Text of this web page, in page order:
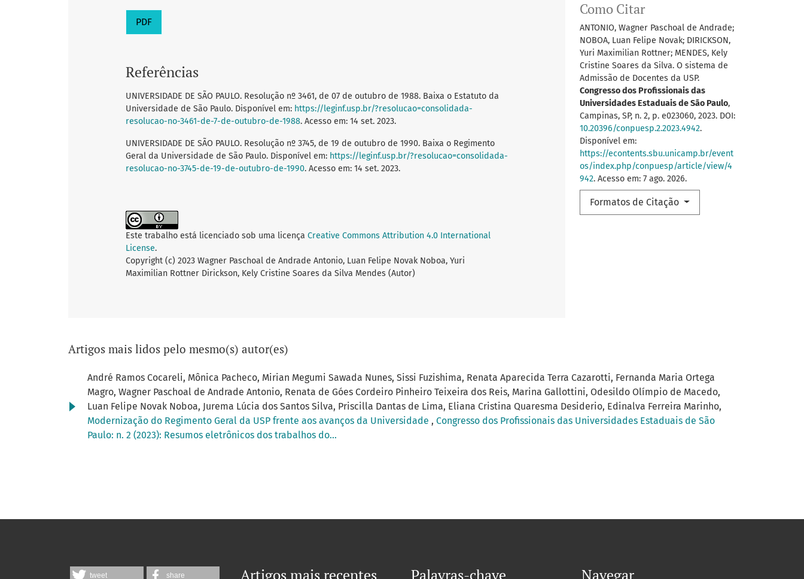
Como Citar
ANTONIO, Wagner Paschoal de Andrade;
NOBOA, Luan Felipe Novak; DIRICKSON,
Yuri Maximilian Rottner; MENDES, Kely
Cristine Soares da Silva. O sistema de
Admissão de Docentes da USP.
Congresso dos Profissionais das
Universidades Estaduais de São Paulo,
Campinas, SP, n. 2, p. e023060, 2023. DOI:
10.20396/conpuesp.2.2023.4942.
Disponível em:
https://econtents.sbu.unicamp.br/event
os/index.php/conpuesp/article/view/4
942. Acesso em: 7 ago. 2026.
Formatos de Citação
PDF
Referências
UNIVERSIDADE DE SÃO PAULO. Resolução nº 3461, de 07 de outubro de 1988. Baixa o Estatuto da
Universidade de São Paulo. Disponível em: https://leginf.usp.br/?resolucao=consolidada-
resolucao-no-3461-de-7-de-outubro-de-1988. Acesso em: 14 set. 2023.
UNIVERSIDADE DE SÃO PAULO. Resolução nº 3745, de 19 de outubro de 1990. Baixa o Regimento
Geral da Universidade de São Paulo. Disponível em: https://leginf.usp.br/?resolucao=consolidada-
resolucao-no-3745-de-19-de-outubro-de-1990. Acesso em: 14 set. 2023.
Este trabalho está licenciado sob uma licença Creative Commons Attribution 4.0 International
License.
Copyright (c) 2023 Wagner Paschoal de Andrade Antonio, Luan Felipe Novak Noboa, Yuri
Maximilian Rottner Dirickson, Kely Cristine Soares da Silva Mendes (Autor)
Artigos mais lidos pelo mesmo(s) autor(es)
André Ramos Cocareli, Mônica Pacheco, Mirian Megumi Sawada Nunes, Sissi Fuzishima, Renata Aparecida Terra Cazarotti, Fernanda Maria Ortega
Magro, Wagner Paschoal de Andrade Antonio, Renata de Góes Cordeiro Pinheiro Teixeira dos Reis, Marina Gallottini, Odesildo Olímpio de Macedo,
Luan Felipe Novak Noboa, Jurema Lúcia dos Santos Silva, Priscilla Dantas de Lima, Eliana Cristina Quaresma Desiderio, Edinalva Ferreira Marinho,
Modernização do Regimento Geral da USP frente aos avanços da Universidade , Congresso dos Profissionais das Universidades Estaduais de São
Paulo: n. 2 (2023): Resumos eletrônicos dos trabalhos do...
tweet share Artigos mais recentes Palavras-chave Navegar